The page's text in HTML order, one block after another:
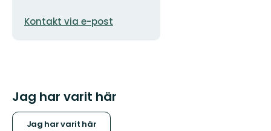
E-
Kontakt via e-post
Jag har varit här
Jag har varit här